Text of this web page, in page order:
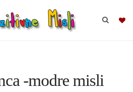
-modre misli